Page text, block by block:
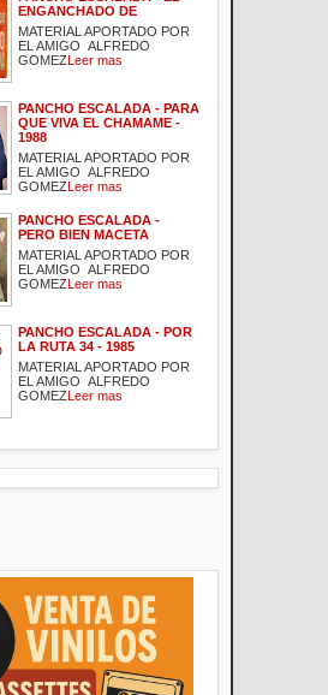
ENGANCHADO DE
MATERIAL APORTADO POR
EL AMIGO ALFREDO
GOMEZLeer mas
PANCHO ESCALADA - PARA
QUE VIVA EL CHAMAME -
1988
MATERIAL APORTADO POR
EL AMIGO ALFREDO
GOMEZLeer mas
PANCHO ESCALADA -
PERO BIEN MACETA
MATERIAL APORTADO POR
EL AMIGO ALFREDO
GOMEZLeer mas
PANCHO ESCALADA - POR
LA RUTA 34 - 1985
MATERIAL APORTADO POR
EL AMIGO ALFREDO
GOMEZLeer mas